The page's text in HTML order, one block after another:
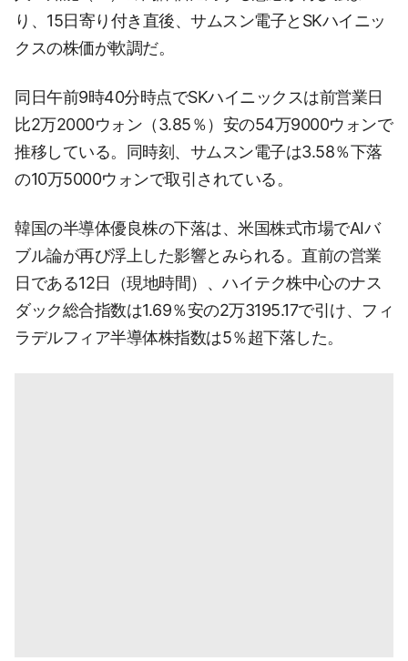
り、15日寄り付き直後、サムスン電子とSKハイニッ
クスの株価が軟調だ。
同日午前9時40分時点でSKハイニックスは前営業日
比2万2000ウォン（3.85％）安の54万9000ウォンで
推移している。同時刻、サムスン電子は3.58％下落
の10万5000ウォンで取引されている。
韓国の半導体優良株の下落は、米国株式市場でAIバ
ブル論が再び浮上した影響とみられる。直前の営業
日である12日（現地時間）、ハイテク株中心のナス
ダック総合指数は1.69％安の2万3195.17で引け、フィ
ラデルフィア半導体株指数は5％超下落した。